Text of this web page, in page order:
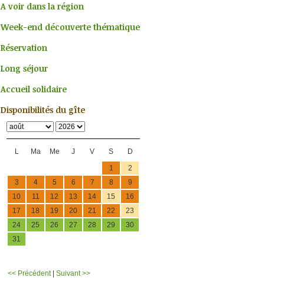
A voir dans la région
Week-end découverte thématique
Réservation
Long séjour
Accueil solidaire
Disponibilités du gîte
L Ma Me J V S D
<< Précédent| Suivant >>
1
2
3
4 5 6 7 8
9
10
11 12 13 14 15
16
17
18 19 20 21 22
23
24
25 26 27 28 29
30
31